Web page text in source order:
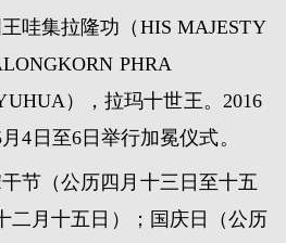
哇集拉隆功（HIS MAJESTY
PHRA
），拉玛十世王。2016
4日至6日举行加冕仪式。
节（公历四月十三日至十五
二月十五日）；国庆日（公历